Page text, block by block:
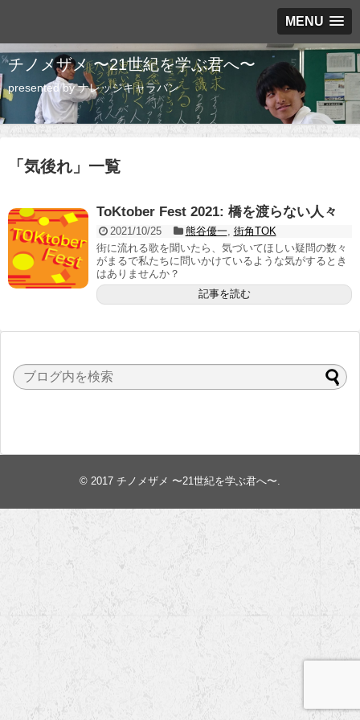
MENU
チノメザメ 〜21世紀を学ぶ君へ〜
presented by ナレッジキャラバン
「 気後れ」 一覧
ToKtober Fest 2021: 橋を渡らない人々
2021/10/25 熊谷優一, 街角TOK
街に流れる歌を聞いたら、気づいてほしい疑問の数々
がまるで私たちに問いかけているような気がするとき
はありませんか？
記事を読む
© 2017 チノメザメ 〜21世紀を学ぶ君へ〜